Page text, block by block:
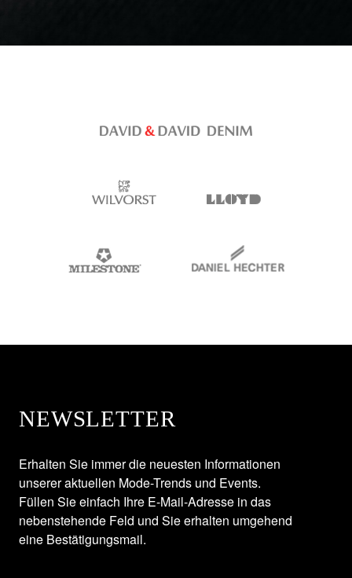
NEWSLETTER
Erhalten Sie immer die neuesten Informationen
unserer aktuellen Mode-Trends und Events.
Füllen Sie einfach Ihre E-Mail-Adresse in das
nebenstehende Feld und Sie erhalten umgehend
eine Bestätigungsmail.